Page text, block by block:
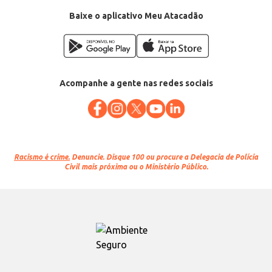
Baixe o aplicativo Meu Atacadão
Acompanhe a gente nas redes sociais
Racismo é crime. Denuncie. Disque 100 ou procure a Delegacia de Polícia
Civil mais próxima ou o Ministério Público.